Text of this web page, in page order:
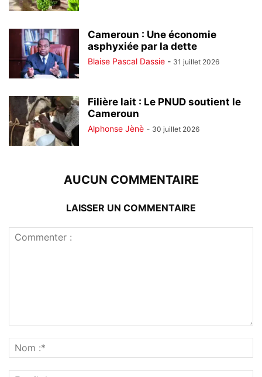
Cameroun : Une économie
asphyxiée par la dette
Blaise Pascal Dassie - 31 juillet 2026
Filière lait : Le PNUD soutient le
Cameroun
Alphonse Jènè - 30 juillet 2026
AUCUN COMMENTAIRE
LAISSER UN COMMENTAIRE